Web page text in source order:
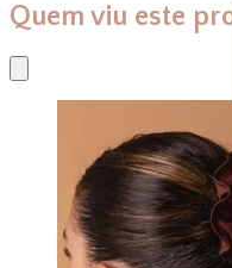
Quem viu este